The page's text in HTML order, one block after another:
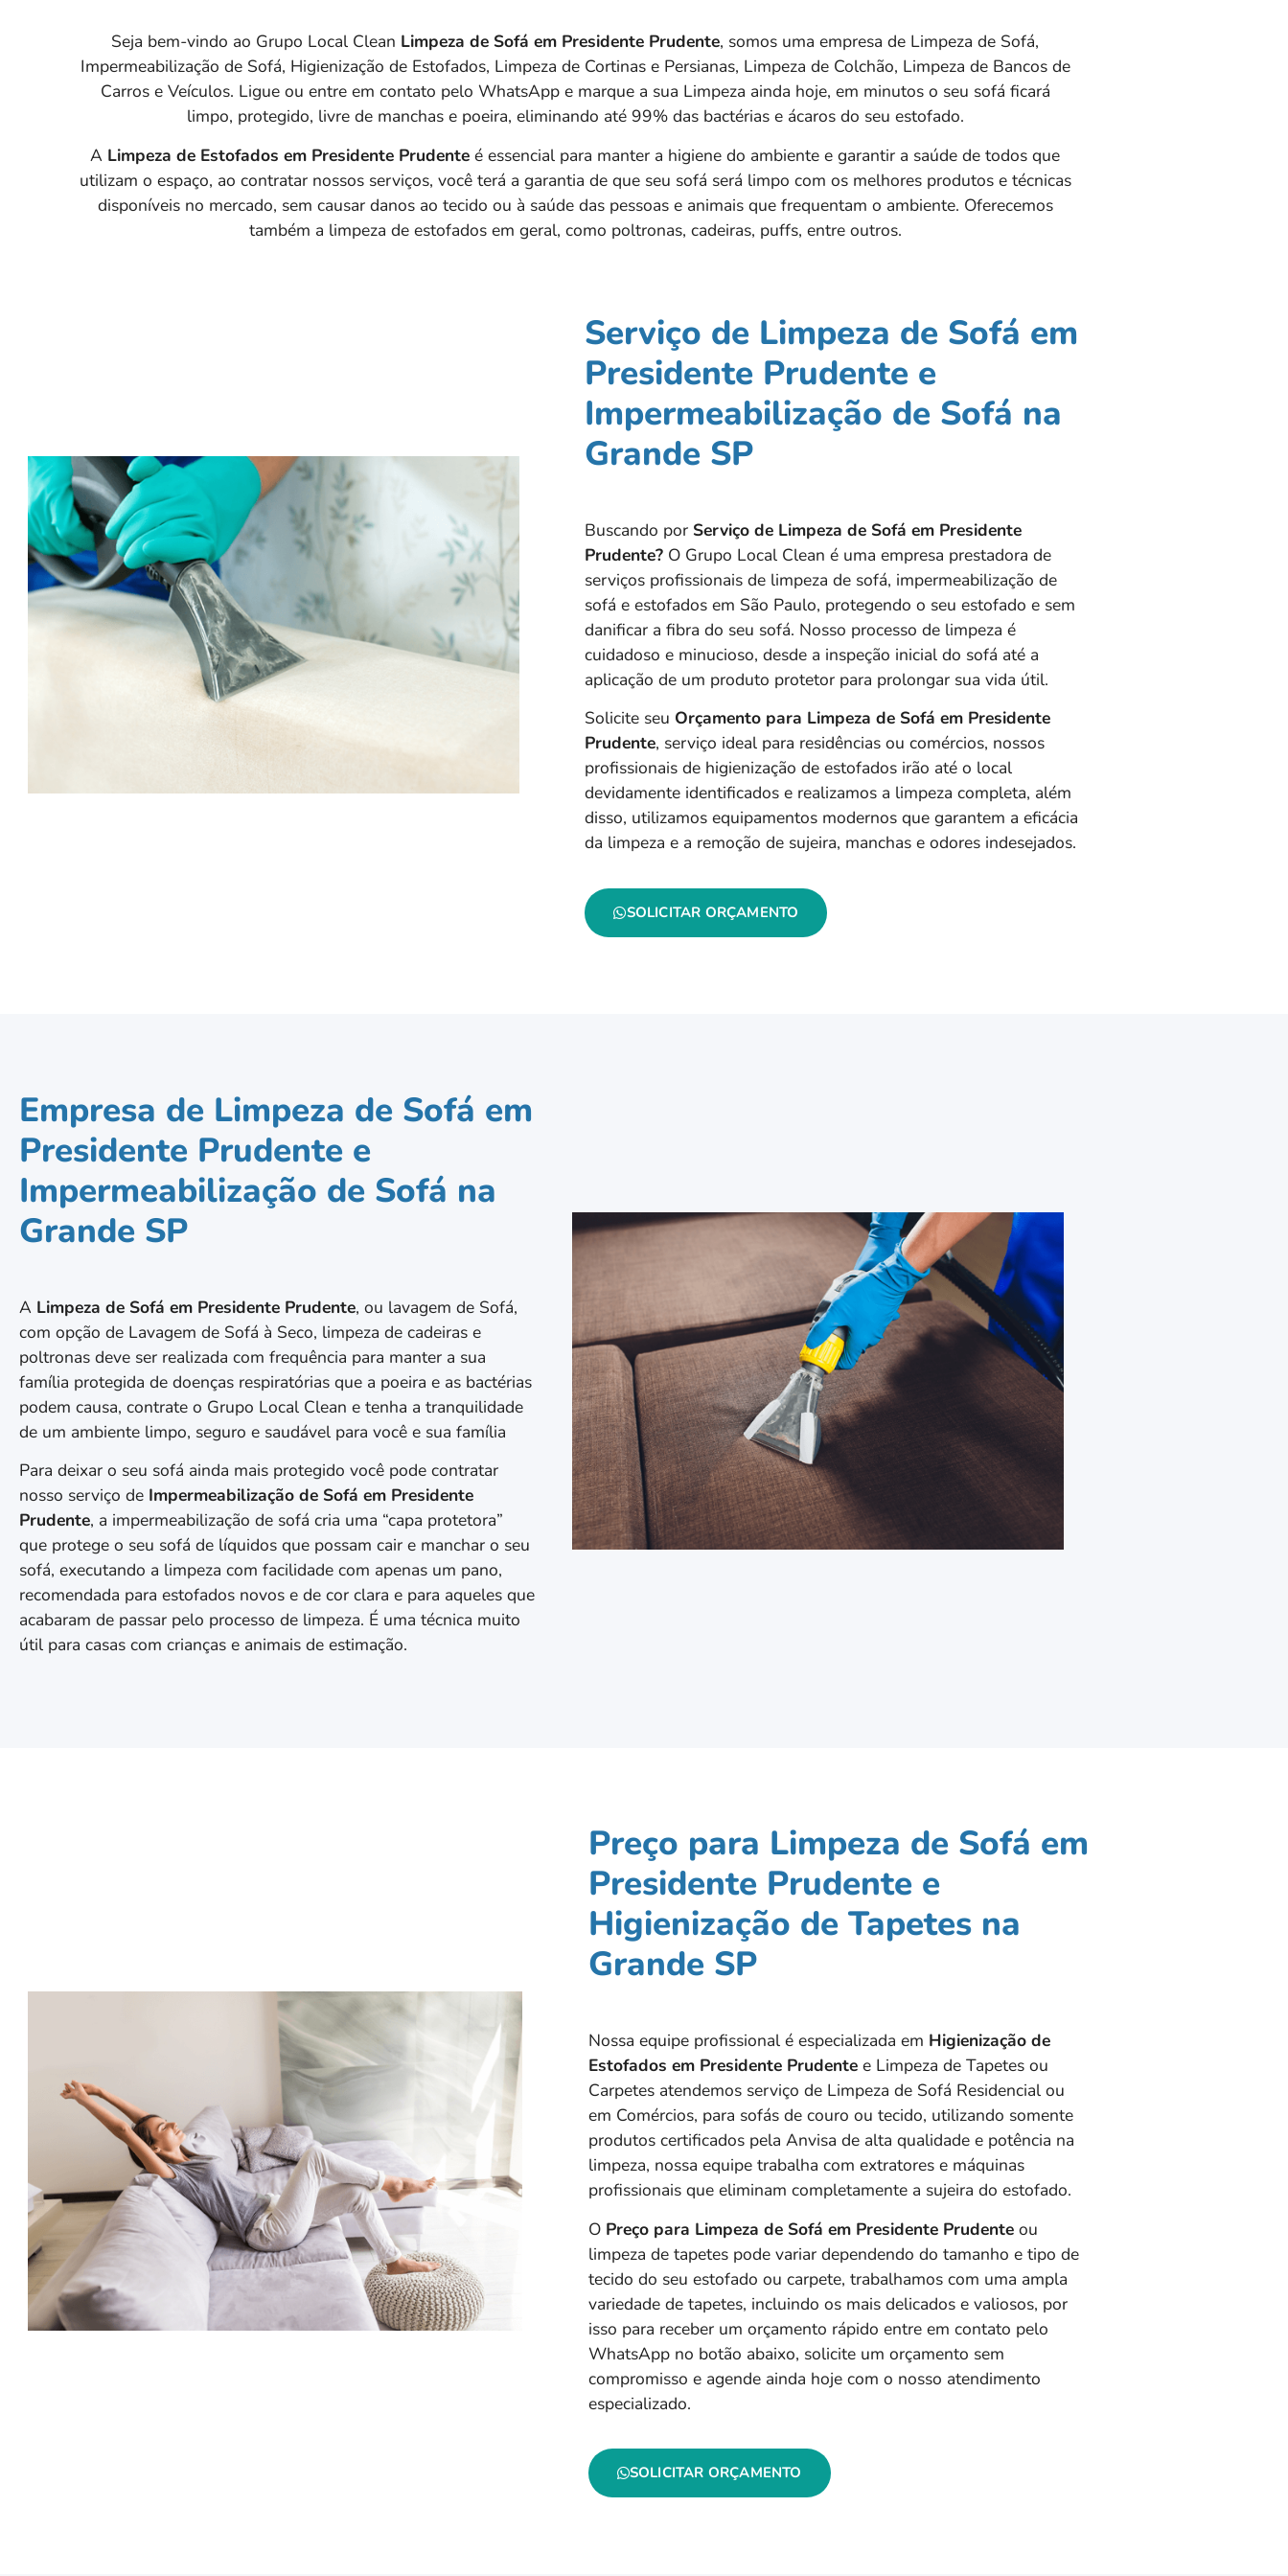
Seja bem-vindo ao Grupo Local Clean Limpeza de Sofá em Presidente Prudente, somos uma empresa de Limpeza de Sofá,
Impermeabilização de Sofá, Higienização de Estofados, Limpeza de Cortinas e Persianas, Limpeza de Colchão, Limpeza de Bancos de
Carros e Veículos. Ligue ou entre em contato pelo WhatsApp e marque a sua Limpeza ainda hoje, em minutos o seu sofá ficará
limpo, protegido, livre de manchas e poeira, eliminando até 99% das bactérias e ácaros do seu estofado.
A Limpeza de Estofados em Presidente Prudente é essencial para manter a higiene do ambiente e garantir a saúde de todos que
utilizam o espaço, ao contratar nossos serviços, você terá a garantia de que seu sofá será limpo com os melhores produtos e técnicas
disponíveis no mercado, sem causar danos ao tecido ou à saúde das pessoas e animais que frequentam o ambiente. Oferecemos
também a limpeza de estofados em geral, como poltronas, cadeiras, puffs, entre outros.
Serviço de Limpeza de Sofá em
Presidente Prudente e
Impermeabilização de Sofá na
Grande SP
Buscando por Serviço de Limpeza de Sofá em Presidente
Prudente? O Grupo Local Clean é uma empresa prestadora de
serviços profissionais de limpeza de sofá, impermeabilização de
sofá e estofados em São Paulo, protegendo o seu estofado e sem
danificar a fibra do seu sofá. Nosso processo de limpeza é
cuidadoso e minucioso, desde a inspeção inicial do sofá até a
aplicação de um produto protetor para prolongar sua vida útil.
Solicite seu Orçamento para Limpeza de Sofá em Presidente
Prudente, serviço ideal para residências ou comércios, nossos
profissionais de higienização de estofados irão até o local
devidamente identificados e realizamos a limpeza completa, além
disso, utilizamos equipamentos modernos que garantem a eficácia
da limpeza e a remoção de sujeira, manchas e odores indesejados.
SOLICITAR ORÇAMENTO
Empresa de Limpeza de Sofá em
Presidente Prudente e
Impermeabilização de Sofá na
Grande SP
A Limpeza de Sofá em Presidente Prudente, ou lavagem de Sofá,
com opção de Lavagem de Sofá à Seco, limpeza de cadeiras e
poltronas deve ser realizada com frequência para manter a sua
família protegida de doenças respiratórias que a poeira e as bactérias
podem causa, contrate o Grupo Local Clean e tenha a tranquilidade
de um ambiente limpo, seguro e saudável para você e sua família
Para deixar o seu sofá ainda mais protegido você pode contratar
nosso serviço de Impermeabilização de Sofá em Presidente
Prudente, a impermeabilização de sofá cria uma “capa protetora”
que protege o seu sofá de líquidos que possam cair e manchar o seu
sofá, executando a limpeza com facilidade com apenas um pano,
recomendada para estofados novos e de cor clara e para aqueles que
acabaram de passar pelo processo de limpeza. É uma técnica muito
útil para casas com crianças e animais de estimação.
Preço para Limpeza de Sofá em
Presidente Prudente e
Higienização de Tapetes na
Grande SP
Nossa equipe profissional é especializada em Higienização de
Estofados em Presidente Prudentee Limpeza de Tapetes ou
Carpetes atendemos serviço de Limpeza de Sofá Residencial ou
em Comércios, para sofás de couro ou tecido, utilizando somente
produtos certificados pela Anvisa de alta qualidade e potência na
limpeza, nossa equipe trabalha com extratores e máquinas
profissionais que eliminam completamente a sujeira do estofado.
O Preço para Limpeza de Sofá em Presidente Prudenteou
limpeza de tapetes pode variar dependendo do tamanho e tipo de
tecido do seu estofado ou carpete, trabalhamos com uma ampla
variedade de tapetes, incluindo os mais delicados e valiosos, por
isso para receber um orçamento rápido entre em contato pelo
WhatsApp no botão abaixo, solicite um orçamento sem
compromisso e agende ainda hoje com o nosso atendimento
especializado.
SOLICITAR ORÇAMENTO